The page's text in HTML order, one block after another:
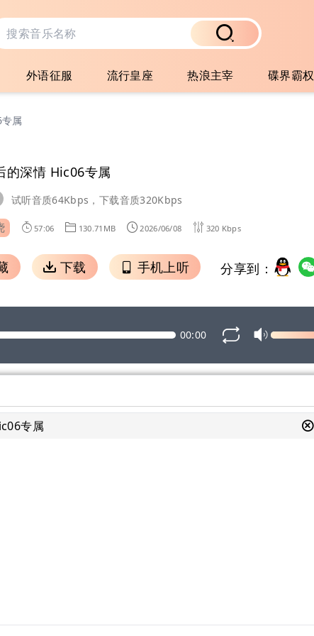
外语征服 流行皇座 热浪主宰 碟界霸权
属
的深情 Hic06专属
试听音质64Kbps，下载音质320Kbps
57:06 130.71MB 2026/06/08 320 Kbps
下载 手机上听 分享到：
00:00
专属